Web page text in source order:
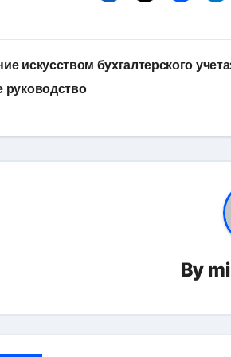
искусством бухгалтерского
руководство
By